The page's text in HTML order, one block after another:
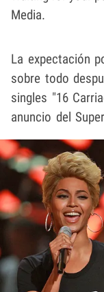
Media.
La expectación
sobre todo
singles "16
anuncio del